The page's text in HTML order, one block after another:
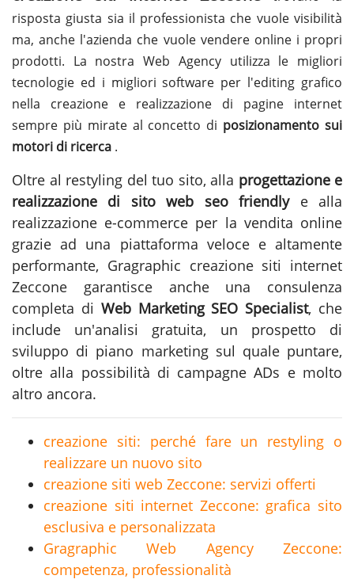
risposta giusta sia il professionista che vuole visibilità
ma, anche l'azienda che vuole vendere online i propri
prodotti. La nostra Web Agency utilizza le migliori
tecnologie ed i migliori software per l'editing grafico
nella creazione e realizzazione di pagine internet
sempre più mirate al concetto di posizionamento sui
motori di ricerca .
Oltre al restyling del tuo sito, alla progettazione e
realizzazione di sito web seo friendly e alla
realizzazione e-commerce per la vendita online
grazie ad una piattaforma veloce e altamente
performante, Gragraphic creazione siti internet
Zeccone garantisce anche una consulenza
completa di Web Marketing SEO Specialist, che
include un'analisi gratuita, un prospetto di
sviluppo di piano marketing sul quale puntare,
oltre alla possibilità di campagne ADs e molto
altro ancora.
creazione siti: perché fare un restyling o
realizzare un nuovo sito
creazione siti web Zeccone: servizi offerti
creazione siti internet Zeccone: grafica sito
esclusiva e personalizzata
Gragraphic Web Agency Zeccone:
competenza, professionalità